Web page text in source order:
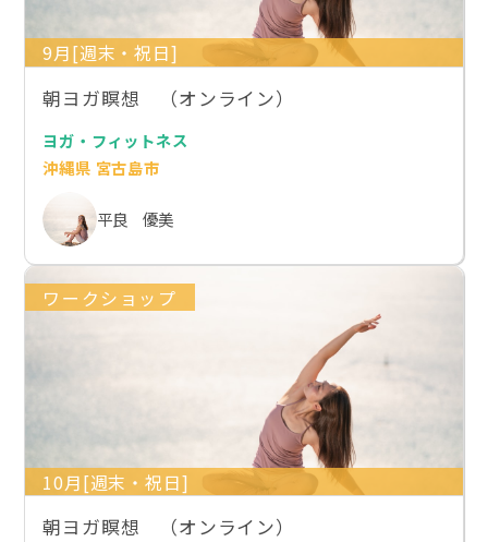
9月[週末・祝日]
朝ヨガ瞑想 （オンライン）
ヨガ・フィットネス
沖縄県 宮古島市
平良 優美
ワークショップ
10月[週末・祝日]
朝ヨガ瞑想 （オンライン）